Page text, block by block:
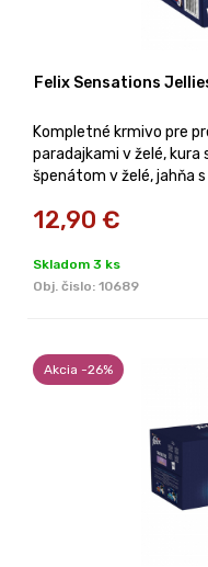
Felix Sensations
Kompletné krmivo pre
paradajkami v želé, kura
špenátom v želé, jahňa
12,90 €
Skladom 3 ks
Obj. čislo: 10689
Akcia -26%